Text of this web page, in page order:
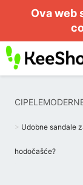
Ova web
Udobne sandale
hodočašće?